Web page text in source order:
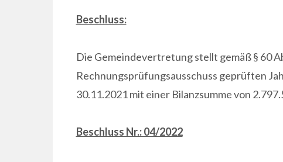
Beschluss:
Die Gemeindevertretung stellt gemäß § 60
Rechnungsprüfungsausschuss geprüften
30.11.2021 mit einer Bilanzsumme von
Beschluss Nr.: 04/2022